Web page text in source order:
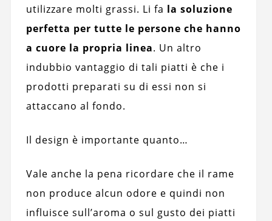
utilizzare molti grassi. Li fa la soluzione
perfetta per tutte le persone che hanno
a cuore la propria linea. Un altro
indubbio vantaggio di tali piatti è che i
prodotti preparati su di essi non si
attaccano al fondo.
Il design è importante quanto…
Vale anche la pena ricordare che il rame
non produce alcun odore e quindi non
influisce sull’aroma o sul gusto dei piatti